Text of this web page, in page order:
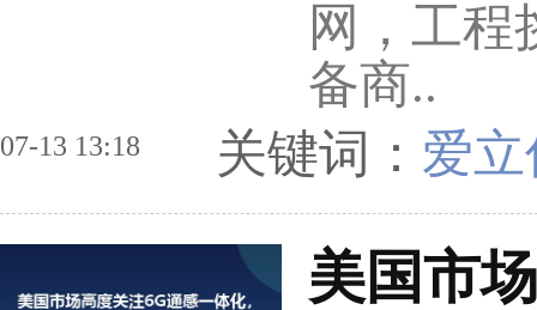
网，工程
备商..
07-13 13:18 关键词： 爱立
美国市